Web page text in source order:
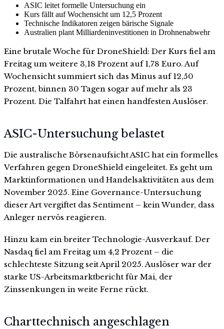
ASIC leitet formelle Untersuchung ein
Kurs fällt auf Wochensicht um 12,5 Prozent
Technische Indikatoren zeigen bärische Signale
Australien plant Milliardeninvestitionen in Drohnenabwehr
Eine brutale Woche für DroneShield: Der Kurs fiel am
Freitag um weitere 3,18 Prozent auf 1,78 Euro. Auf
Wochensicht summiert sich das Minus auf 12,50
Prozent, binnen 30 Tagen sogar auf mehr als 23
Prozent. Die Talfahrt hat einen handfesten Auslöser.
ASIC-Untersuchung belastet
Die australische Börsenaufsicht ASIC hat ein formelles
Verfahren gegen DroneShield eingeleitet. Es geht um
Marktinformationen und Handelsaktivitäten aus dem
November 2025. Eine Governance-Untersuchung
dieser Art vergiftet das Sentiment – kein Wunder, dass
Anleger nervös reagieren.
Hinzu kam ein breiter Technologie-Ausverkauf. Der
Nasdaq fiel am Freitag um 4,2 Prozent – die
schlechteste Sitzung seit April 2025. Auslöser war der
starke US-Arbeitsmarktbericht für Mai, der
Zinssenkungen in weite Ferne rückt.
Charttechnisch angeschlagen